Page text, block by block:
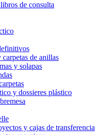
de consulta
de anillas
y solapas
y dossieres plástico
y cajas de transferencia